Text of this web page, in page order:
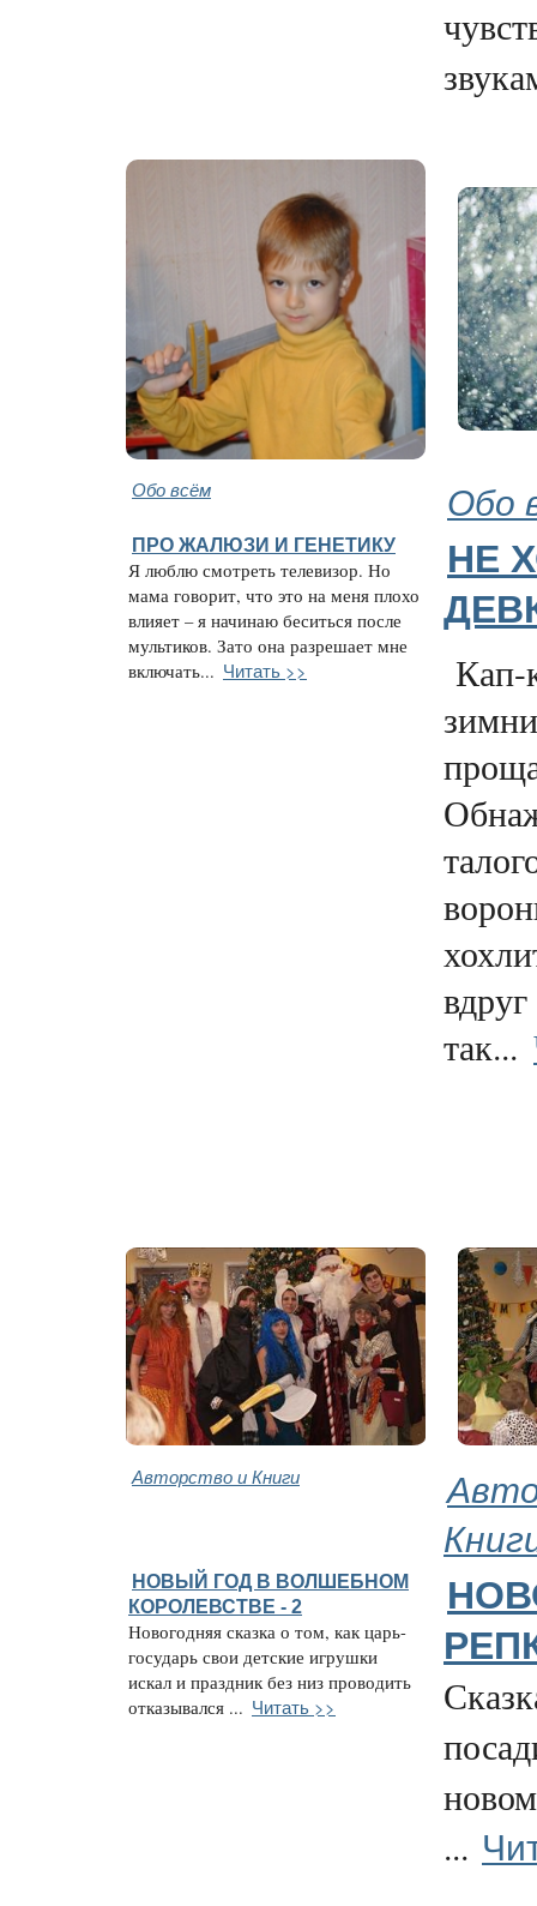
Обо всём Обо
ПРО ЖАЛЮЗИ И ГЕНЕТИКУ
Я люблю смотреть телевизор. Но
мама говорит, что это на меня плохо
влияет – я начинаю беситься после
мультиков. Зато она разрешает мне
включать... Читать >>
НЕ
Кап-
так...
Авторство и Книги
НОВЫЙ ГОД В ВОЛШЕБНОМ
КОРОЛЕВСТВЕ - 2
Новогодняя сказка о том, как царь-
государь свои детские игрушки
искал и праздник без низ проводить
отказывался ... Читать >>
...